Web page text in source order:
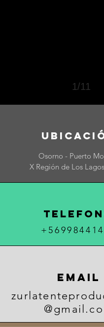
1/11
Osorno - Puerto
X Región de Los
Email